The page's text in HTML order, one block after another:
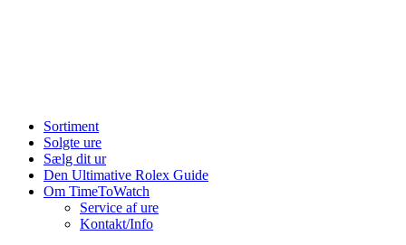
Sortiment
Solgte ure
Sælg dit ur
Den Ultimative Rolex Guide
Om TimeToWatch
Service af ure
Kontakt/Info